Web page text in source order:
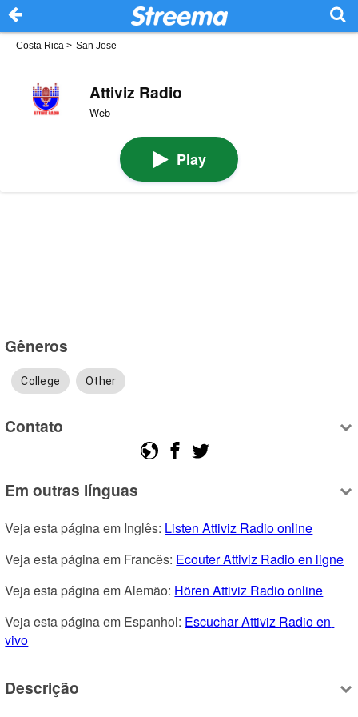
Costa Rica > San Jose
Attiviz Radio
Web
Play
Gêneros
College Other
Contato
Em outras línguas
Veja esta página em Inglês: Listen Attiviz Radio online
Veja esta página em Francês: Ecouter Attiviz Radio en ligne
Veja esta página em Alemão: Hören Attiviz Radio online
Veja esta página em Espanhol: Escuchar Attiviz Radio en
vivo
Descrição